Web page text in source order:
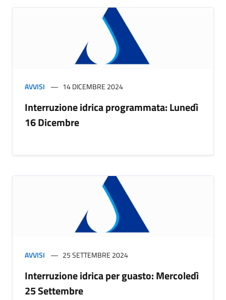
AVVISI 14 DICEMBRE 2024
Interruzione idrica programmata: Lunedì
16 Dicembre
AVVISI 25 SETTEMBRE 2024
Interruzione idrica per guasto: Mercoledì
25 Settembre